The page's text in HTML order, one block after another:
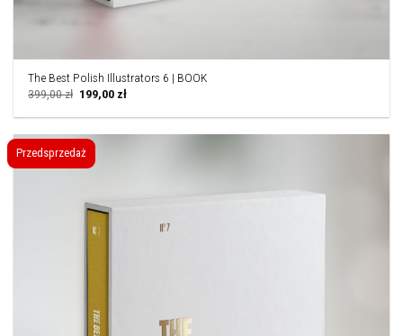
The Best Polish Illustrators 6 | BOOK
399,00zł Pierwotna
cena
wynosiła:
199,00 złAktualna
wynosi:
Przedsprzedaż